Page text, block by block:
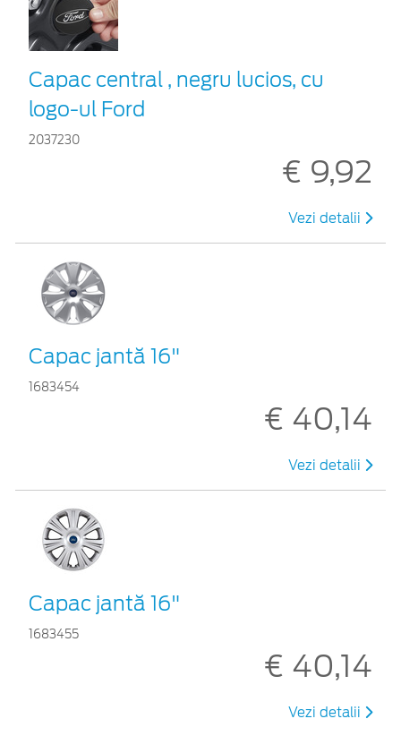
Capac central , negru lucios, cu
logo-ul Ford
2037230
€ 9,92
Vezi detalii
Capac jantă 16"
1683454
€ 40,14
Vezi detalii
Capac jantă 16"
1683455
€ 40,14
Vezi detalii